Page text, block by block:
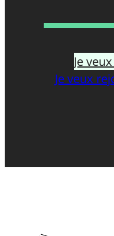
Je
Je veux